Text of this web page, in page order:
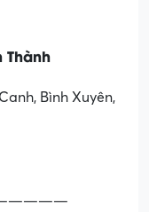
Thành
Bình Xuyên,